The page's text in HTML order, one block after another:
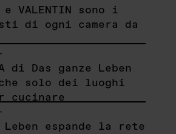
e VALENTIN sono i
di ogni camera da
di Das ganze Leben
solo dei luoghi
cucinare
Leben espande la rete